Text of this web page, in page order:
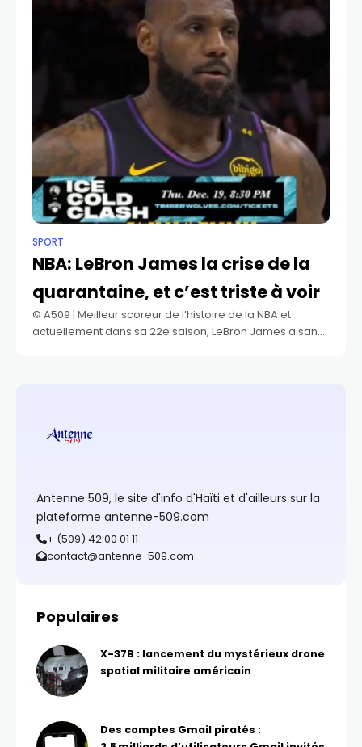
SPORT
NBA: LeBron James la crise de la
quarantaine, et c’est triste à voir
©️ A509 | Meilleur scoreur de l’histoire de la NBA et
actuellement dans sa 22e saison, LeBron James a sans
Antenne 509, le site d'info d'Haïti et d'ailleurs sur la
plateforme antenne-509.com
+ (509) 42 00 01 11
contact@antenne-509.com
Populaires
X-37B : lancement du mystérieux drone
spatial militaire américain
Des comptes Gmail piratés :